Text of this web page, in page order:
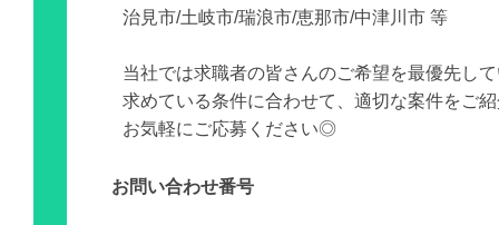
治見市/土岐市/瑞浪市/恵那市/中津川市 等
当社では求職者の皆さんのご希望を最優先し
求めている条件に合わせて、適切な案件をご
お気軽にご応募ください◎
お問い合わせ番号